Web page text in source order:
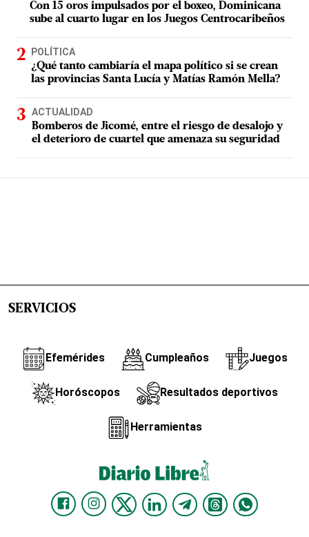
Con 15 oros impulsados por el boxeo, Dominicana
sube al cuarto lugar en los Juegos Centrocaribeños
POLÍTICA
¿Qué tanto cambiaría el mapa político si se crean
las provincias Santa Lucía y Matías Ramón Mella?
ACTUALIDAD
Bomberos de Jicomé, entre el riesgo de desalojo y
el deterioro de cuartel que amenaza su seguridad
SERVICIOS
Efemérides Cumpleaños Juegos
Horóscopos Resultados deportivos
Herramientas